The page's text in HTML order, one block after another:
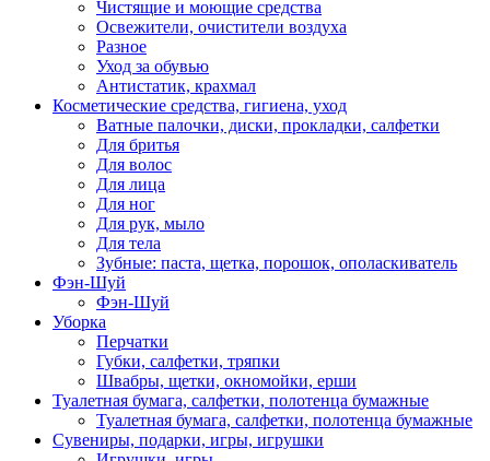
Чистящие и моющие средства
Освежители, очистители воздуха
Разное
Уход за обувью
Антистатик, крахмал
Косметические средства, гигиена, уход
Ватные палочки, диски, прокладки, салфетки
Для бритья
Для волос
Для лица
Для ног
Для рук, мыло
Для тела
Зубные: паста, щетка, порошок, ополаскиватель
Фэн-Шуй
Фэн-Шуй
Уборка
Перчатки
Губки, салфетки, тряпки
Швабры, щетки, окномойки, ерши
Туалетная бумага, салфетки, полотенца бумажные
Туалетная бумага, салфетки, полотенца бумажные
Сувениры, подарки, игры, игрушки